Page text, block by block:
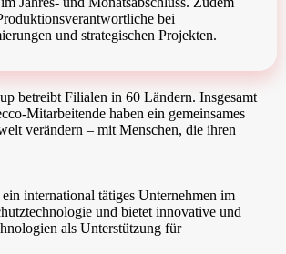
bei
und strategischen Projekten.
betreibt Filialen in 60 Ländern. Insgesamt
Mitarbeitende haben ein gemeinsames
verändern – mit Menschen, die ihren
international tätiges Unternehmen im
und bietet innovative und
als Unterstützung für